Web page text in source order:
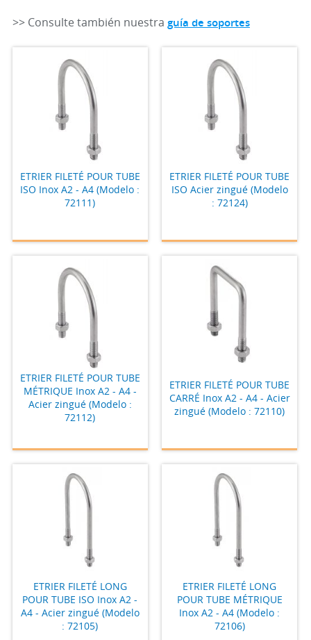
>> Consulte también nuestra guía de soportes
ETRIER FILETÉ POUR TUBE
ISO Inox A2 - A4 (Modelo :
72111)
ETRIER FILETÉ POUR TUBE
ISO Acier zingué (Modelo
: 72124)
ETRIER FILETÉ POUR TUBE
MÉTRIQUE Inox A2 - A4 -
Acier zingué (Modelo :
72112)
ETRIER FILETÉ POUR TUBE
CARRÉ Inox A2 - A4 - Acier
zingué (Modelo : 72110)
ETRIER FILETÉ LONG
POUR TUBE ISO Inox A2 -
A4 - Acier zingué (Modelo
: 72105)
ETRIER FILETÉ LONG
POUR TUBE MÉTRIQUE
Inox A2 - A4 (Modelo :
72106)